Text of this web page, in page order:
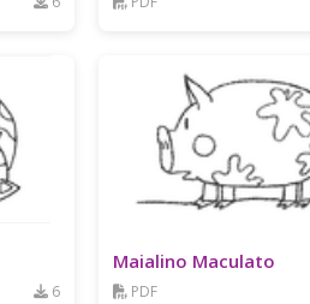
6
Maialino Maculato
PDF